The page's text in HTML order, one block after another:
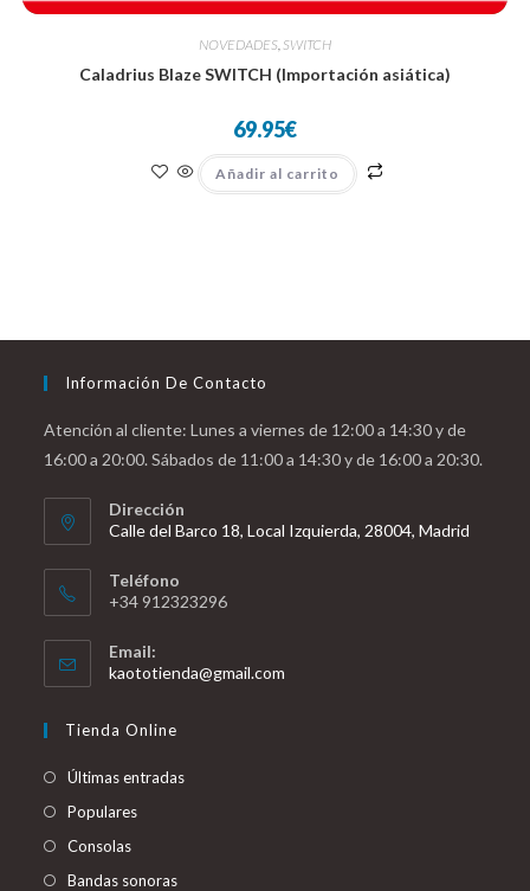
NOVEDADES, SWITCH
Caladrius Blaze SWITCH (Importación asiática)
69.95€
Añadir al carrito
Información De Contacto
Atención al cliente: Lunes a viernes de 12:00 a 14:30 y de
16:00 a 20:00. Sábados de 11:00 a 14:30 y de 16:00 a 20:30.
Dirección
Calle del Barco 18, Local Izquierda, 28004, Madrid
Teléfono
+34 912323296
Email:
kaototienda@gmail.com
Tienda Online
Últimas entradas
Populares
Consolas
Bandas sonoras